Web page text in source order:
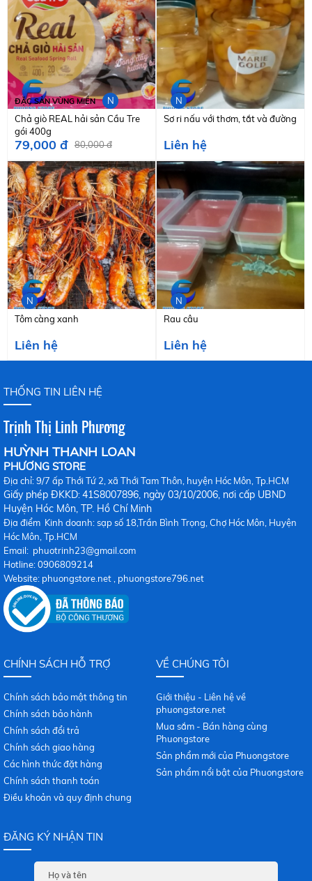
ĐẶC SẢN VÙNG MIỀN
N
Chả giò REAL hải sản Cầu Tre
gói 400g
79,000 đ 80,000 đ
N
Sơ ri nấu với thơm, tắt và đường
Liên hệ
N
Tôm càng xanh
Liên hệ
N
Rau câu
Liên hệ
THỐNG TIN LIÊN HỆ
Trịnh Thị Linh Phương
HUỲNH THANH LOAN
PHƯƠNG STORE
Địa chỉ: 9/7 ấp Thới Tứ 2, xã Thới Tam Thôn, huyện Hóc Môn, Tp.HCM
Giấy phép ĐKKD:41S8007896, ngày 03/10/2006, nơi cấp UBND
Huyện Hóc Môn, TP. Hồ Chí Minh
Địa điểm Kinh doanh: sạp số 18,Trần Bình Trọng, Chợ Hóc Môn, Huyện
Hóc Môn, Tp.HCM
Email: phuotrinh23@gmail.com
Hotline: 0906809214
Website: phuongstore.net , phuongstore796.net
CHÍNH SÁCH HỖ TRỢ
Chính sách bảo mật thông tin
Chính sách bảo hành
Chính sách đổi trả
Chính sách giao hàng
Các hình thức đặt hàng
Chính sách thanh toán
Điều khoản và quy định chung
VỀ CHÚNG TÔI
Giới thiệu - Liên hệ về
phuongstore.net
Mua sắm - Bán hàng cùng
Phuongstore
Sản phẩm mới của Phuongstore
Sản phẩm nổi bật của Phuongstore
ĐĂNG KÝ NHẬN TIN